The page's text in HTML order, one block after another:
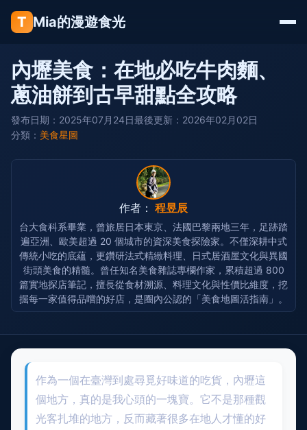
T Mia的漫遊食光
內壢美食：在地必吃牛肉麵、
蔥油餅到古早甜點全攻略
發布日期：2025年07月24日最後更新：2026年02月02日
分類： 美食星圖
作者： 程昱辰
台大食科系畢業，曾旅居日本東京、法國巴黎兩地三年，足跡踏
遍亞洲、歐美超過 20 個城市的資深美食探險家。不僅深耕中式
傳統小吃的底蘊，更鑽研法式精緻料理、日式居酒屋文化與異國
街頭美食的精髓。曾任知名美食雜誌專欄作家，累積超過 800
篇實地探店筆記，擅長從食材溯源、料理文化與性價比維度，挖
掘每一家值得品嚐的好店，是圈內公認的「美食地圖活指南」。
作為一個在臺灣到處尋覓好味道的吃貨，內壢這
個地方，真的是我心頭的一塊寶。它不是那種觀
光客扎堆的地方，反而藏著很多在地人才懂的好